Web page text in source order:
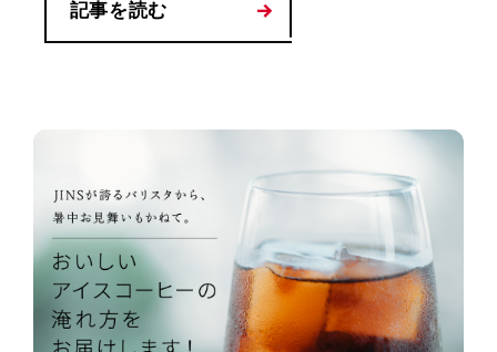
記事を読む